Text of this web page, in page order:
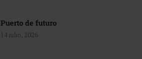
Puerto de futuro
14 julio, 2026